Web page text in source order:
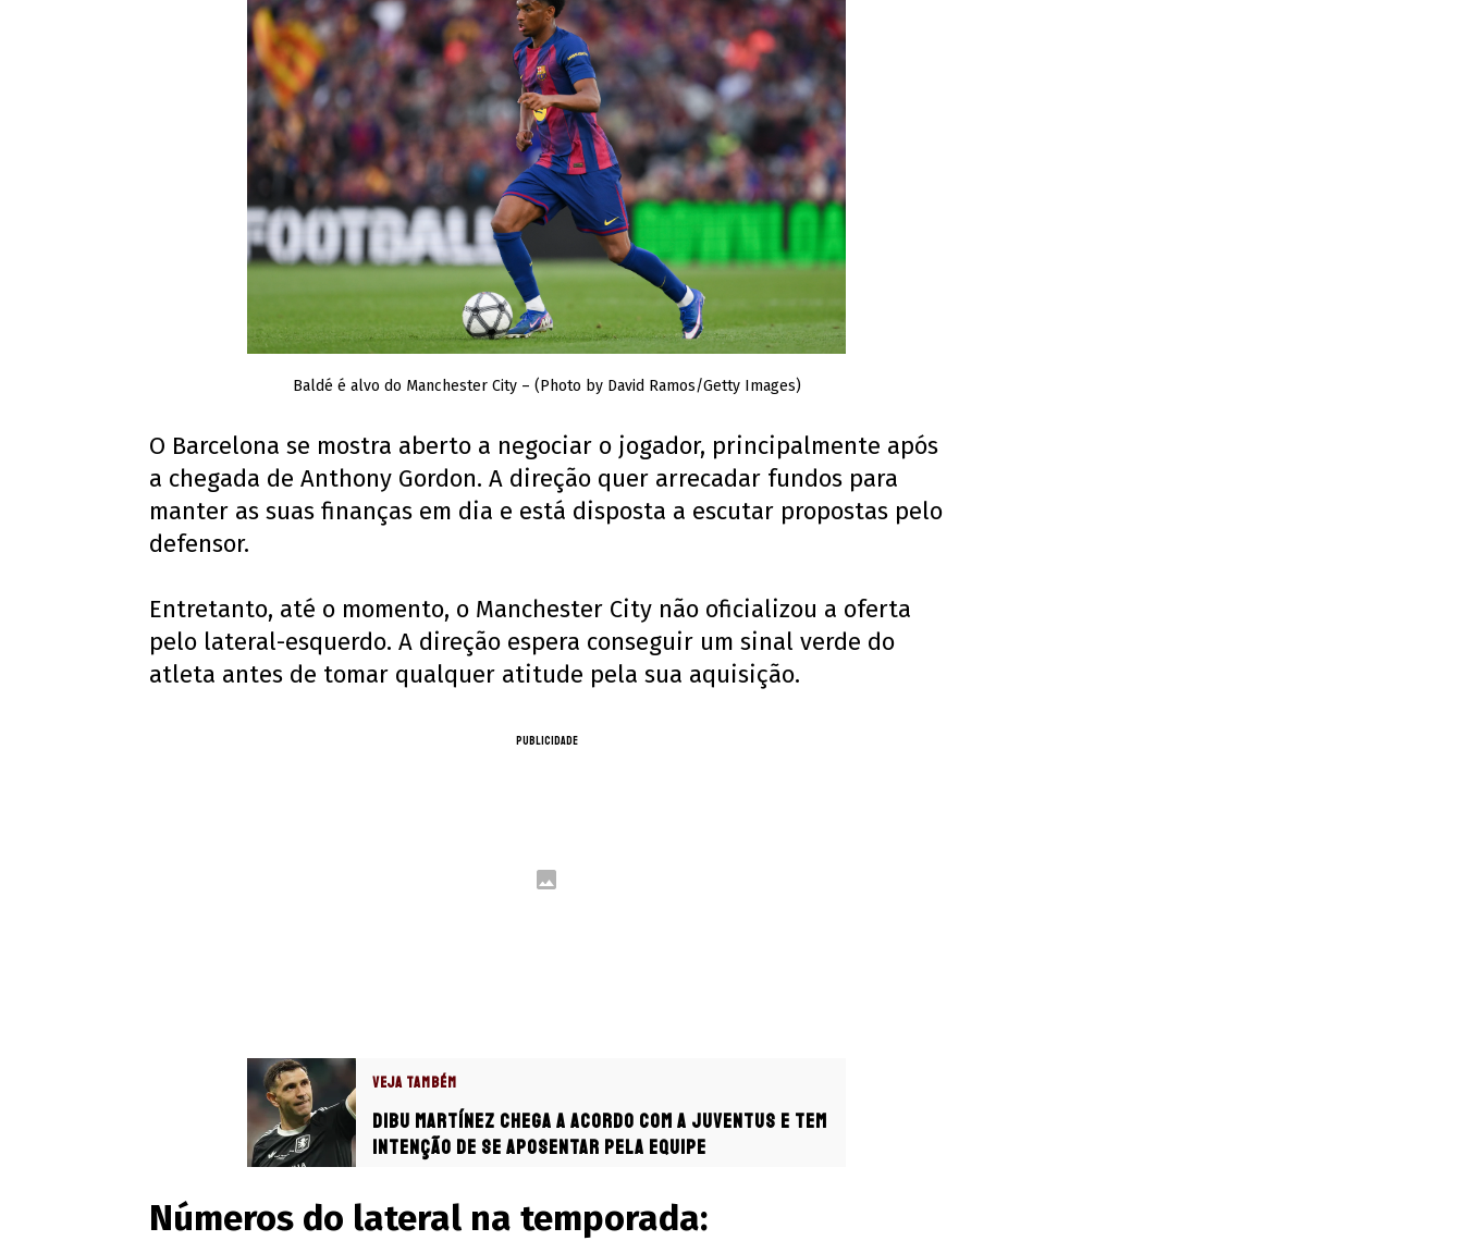
Baldé é alvo do Manchester City – (Photo by David Ramos/Getty Images)
O Barcelona se mostra aberto a negociar o jogador, principalmente após
a chegada de Anthony Gordon. A direção quer arrecadar fundos para
manter as suas finanças em dia e está disposta a escutar propostas pelo
defensor.
Entretanto, até o momento, o Manchester City não oficializou a oferta
pelo lateral-esquerdo. A direção espera conseguir um sinal verde do
atleta antes de tomar qualquer atitude pela sua aquisição.
PUBLICIDADE
VEJA TAMBÉM
Dibu Martínez chega a acordo com a Juventus e tem
intenção de se aposentar pela equipe
Números do lateral na temporada: